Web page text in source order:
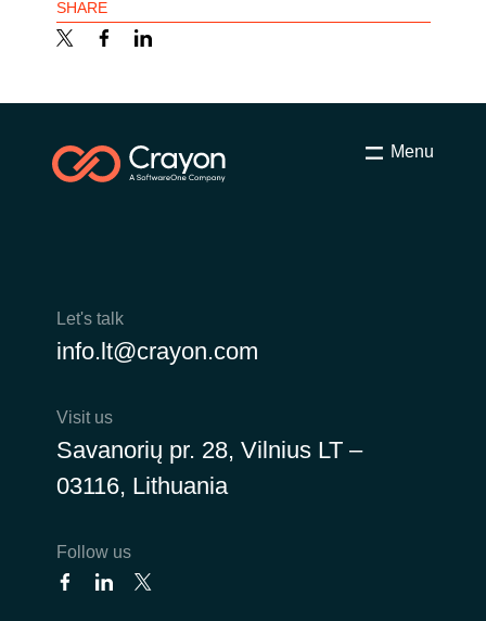
SHARE
Menu
Let's talk
info.lt@crayon.com
Visit us
Savanorių pr. 28, Vilnius LT –
03116, Lithuania
Follow us